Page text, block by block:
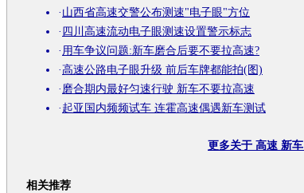
· 山西省高速交警公布测速"电子眼"方位
· 四川高速流动电子眼测速设置警示标志
· 用车争议问题:新车磨合后要不要拉高速?
·高速公路电子眼升级 前后车牌都能拍(图)
· 磨合期内最好匀速行驶 新车不要拉高速
· 起亚国内频频试车 连霍高速偶遇新车测试
更多关于 高速 新车
相关推荐